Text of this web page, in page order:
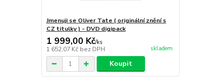
Jmenuji se Oliver Tate ( originální znění s
CZ titulky ) - DVD digipack
1 999,00 Kč/ks
1 652,07 Kč bez DPH skladem
Koupit